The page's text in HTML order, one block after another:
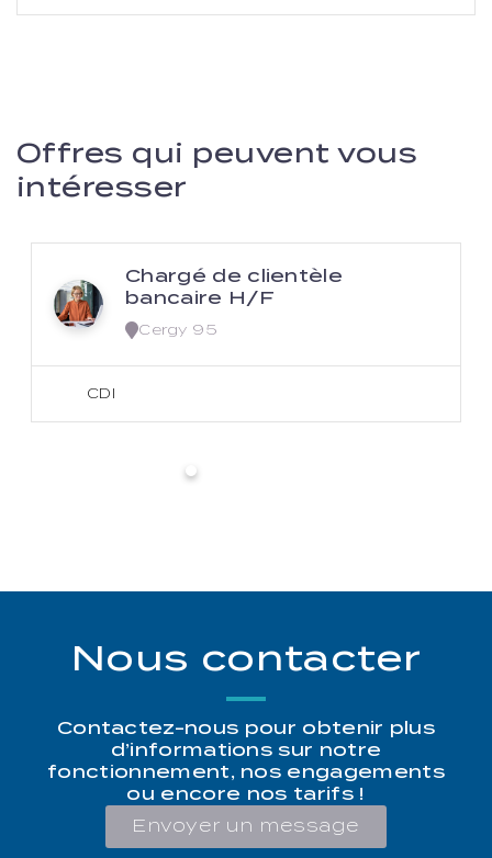
Offres qui peuvent vous
intéresser
Chargé de clientèle
bancaire H/F
Cergy 95
CDI
Nous contacter
Contactez-nous pour obtenir plus
d’informations sur notre
fonctionnement, nos engagements
ou encore nos tarifs !
Envoyer un message